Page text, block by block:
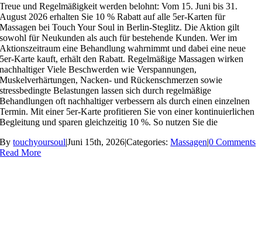
Treue und Regelmäßigkeit werden belohnt: Vom 15. Juni bis 31.
August 2026 erhalten Sie 10 % Rabatt auf alle 5er-Karten für
Massagen bei Touch Your Soul in Berlin-Steglitz. Die Aktion gilt
sowohl für Neukunden als auch für bestehende Kunden. Wer im
Aktionszeitraum eine Behandlung wahrnimmt und dabei eine neue
5er-Karte kauft, erhält den Rabatt. Regelmäßige Massagen wirken
nachhaltiger Viele Beschwerden wie Verspannungen,
Muskelverhärtungen, Nacken- und Rückenschmerzen sowie
stressbedingte Belastungen lassen sich durch regelmäßige
Behandlungen oft nachhaltiger verbessern als durch einen einzelnen
Termin. Mit einer 5er-Karte profitieren Sie von einer kontinuierlichen
Begleitung und sparen gleichzeitig 10 %. So nutzen Sie die
Bytouchyoursoul|Juni 15th, 2026|Categories:Massagen|0 Comments
Read More